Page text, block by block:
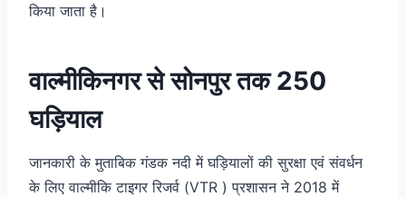
किया जाता है।
वाल्मीकिनगर से सोनपुर तक 250
घड़ियाल
जानकारी के मुताबिक गंडक नदी में घड़ियालों की सुरक्षा एवं संवर्धन
के लिए वाल्मीकि टाइगर रिजर्व (VTR ) प्रशासन ने 2018 में